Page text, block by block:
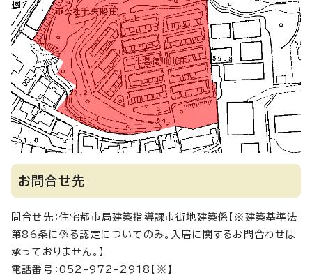
お問合せ先
問合せ先：住宅都市局建築指導課市街地建築係【※建築基準法
第86条に係る認定についてのみ。入居に関するお問合わせは
承っておりません。】
電話番号：052-972-2918【※】